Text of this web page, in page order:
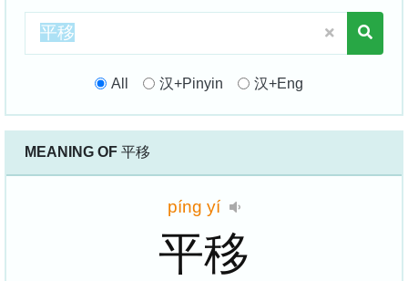
All 汉+Pinyin 汉+Eng
MEANING OF 平移
píng yí
平移